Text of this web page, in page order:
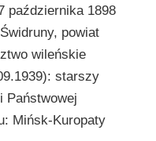
października 1898
powiat
wileńskie
starszy
Państwowej
Mińsk-Kuropaty